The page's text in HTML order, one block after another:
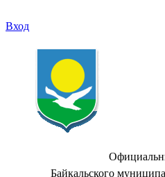
Вход
Байкальского